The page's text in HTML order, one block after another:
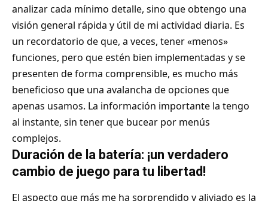
analizar cada mínimo detalle, sino que obtengo una
visión general rápida y útil de mi actividad diaria. Es
un recordatorio de que, a veces, tener «menos»
funciones, pero que estén bien implementadas y se
presenten de forma comprensible, es mucho más
beneficioso que una avalancha de opciones que
apenas usamos. La información importante la tengo
al instante, sin tener que bucear por menús
complejos.
Duración de la batería: ¡un verdadero
cambio de juego para tu libertad!
El aspecto que más me ha sorprendido y aliviado es la